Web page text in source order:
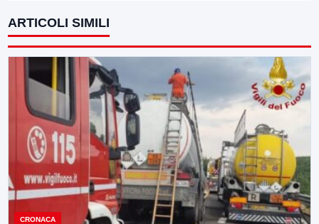
ARTICOLI SIMILI
CRONACA